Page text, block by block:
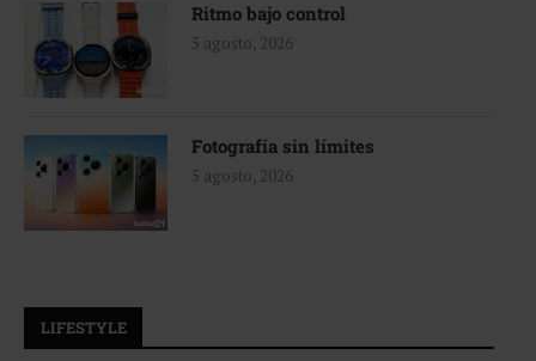
Ritmo bajo control
5 agosto, 2026
Fotografía sin límites
5 agosto, 2026
LIFESTYLE